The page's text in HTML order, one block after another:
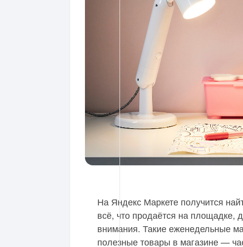
На Яндекс Маркете получится
всё, что продаётся на площадке,
внимания. Такие еженедельные
полезные товары в магазине —